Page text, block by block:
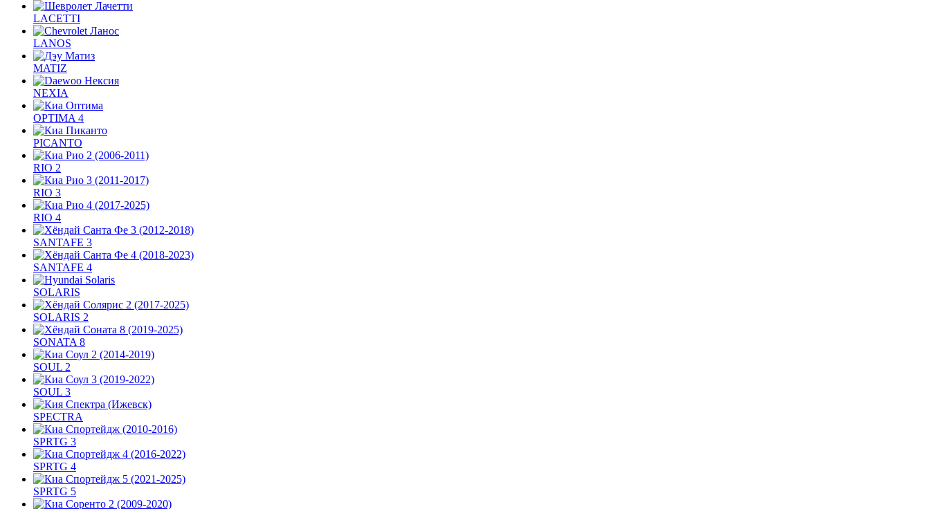
LACETTI
LANOS
MATIZ
NEXIA
OPTIMA 4
PICANTO
RIO 2
RIO 3
RIO 4
SANTAFE 3
SANTAFE 4
SOLARIS
SOLARIS 2
SONATA 8
SOUL 2
SOUL 3
SPECTRA
SPRTG 3
SPRTG 4
SPRTG 5